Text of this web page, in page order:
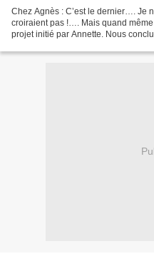
Chez Agnès : C’est le dernier…. Je
croiraient pas !…. Mais quand
projet initié par Annette. Nous